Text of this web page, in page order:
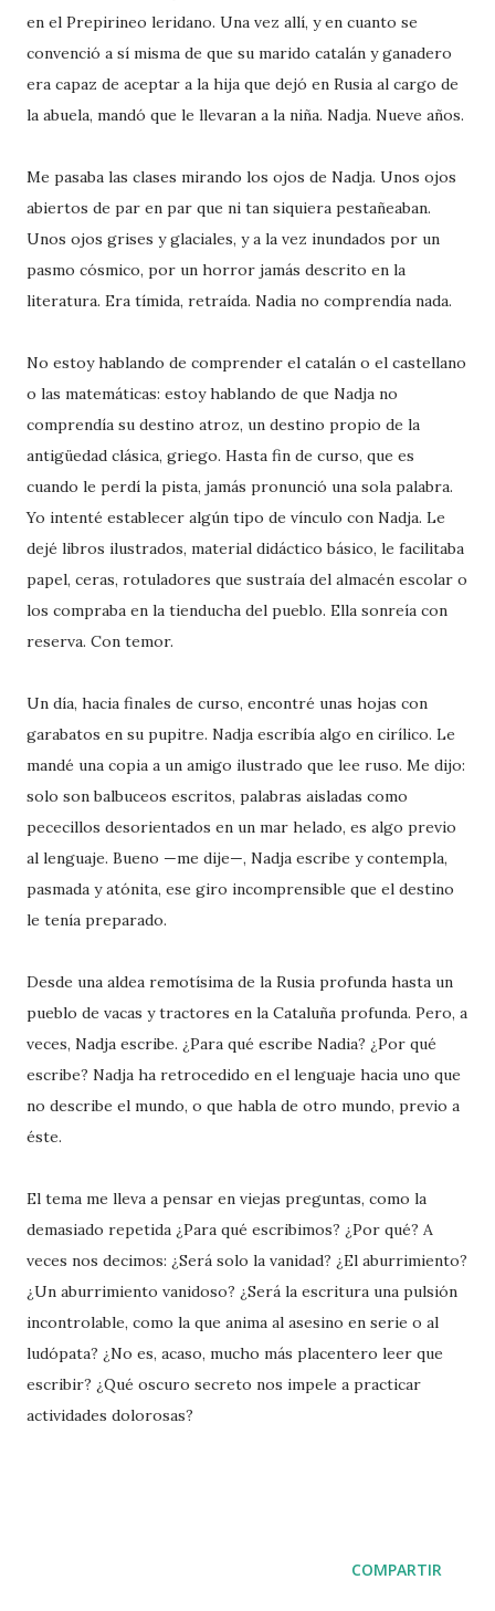
en el Prepirineo leridano. Una vez allí, y en cuanto se
convenció a sí misma de que su marido catalán y ganadero
era capaz de aceptar a la hija que dejó en Rusia al cargo de
la abuela, mandó que le llevaran a la niña. Nadja. Nueve años.
Me pasaba las clases mirando los ojos de Nadja. Unos ojos
abiertos de par en par que ni tan siquiera pestañeaban.
Unos ojos grises y glaciales, y a la vez inundados por un
pasmo cósmico, por un horror jamás descrito en la
literatura. Era tímida, retraída. Nadia no comprendía nada.
No estoy hablando de comprender el catalán o el castellano
o las matemáticas: estoy hablando de que Nadja no
comprendía su destino atroz, un destino propio de la
antigüedad clásica, griego. Hasta fin de curso, que es
cuando le perdí la pista, jamás pronunció una sola palabra.
Yo intenté establecer algún tipo de vínculo con Nadja. Le
dejé libros ilustrados, material didáctico básico, le facilitaba
papel, ceras, rotuladores que sustraía del almacén escolar o
los compraba en la tienducha del pueblo. Ella sonreía con
reserva. Con temor.
Un día, hacia finales de curso, encontré unas hojas con
garabatos en su pupitre. Nadja escribía algo en cirílico. Le
mandé una copia a un amigo ilustrado que lee ruso. Me dijo:
solo son balbuceos escritos, palabras aisladas como
pececillos desorientados en un mar helado, es algo previo
al lenguaje. Bueno —me dije—, Nadja escribe y contempla,
pasmada y atónita, ese giro incomprensible que el destino
le tenía preparado.
Desde una aldea remotísima de la Rusia profunda hasta un
pueblo de vacas y tractores en la Cataluña profunda. Pero, a
veces, Nadja escribe. ¿Para qué escribe Nadia? ¿Por qué
escribe? Nadja ha retrocedido en el lenguaje hacia uno que
no describe el mundo, o que habla de otro mundo, previo a
éste.
El tema me lleva a pensar en viejas preguntas, como la
demasiado repetida ¿Para qué escribimos? ¿Por qué? A
veces nos decimos: ¿Será solo la vanidad? ¿El aburrimiento?
¿Un aburrimiento vanidoso? ¿Será la escritura una pulsión
incontrolable, como la que anima al asesino en serie o al
ludópata? ¿No es, acaso, mucho más placentero leer que
escribir? ¿Qué oscuro secreto nos impele a practicar
actividades dolorosas?
COMPARTIR